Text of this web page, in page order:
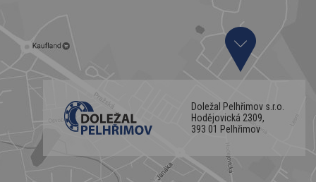
Doležal Pelhřimov s.r.o.
Hodějovická 2309,
393 01 Pelhřimov